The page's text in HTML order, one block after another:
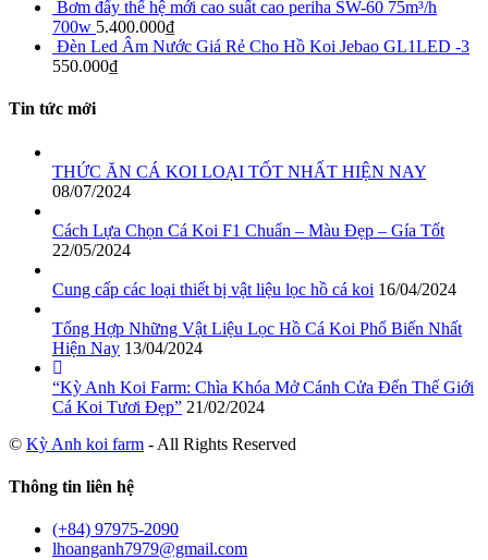
Bơm đẩy thế hệ mới cao suất cao periha SW-60 75m³/h
700w 5.400.000₫
Đèn Led Âm Nước Giá Rẻ Cho Hồ Koi Jebao GL1LED -3
550.000₫
Tin tức mới
THỨC ĂN CÁ KOI LOẠI TỐT NHẤT HIỆN NAY
08/07/2024
Cách Lựa Chọn Cá Koi F1 Chuẩn – Màu Đẹp – Gía Tốt
22/05/2024
Cung cấp các loại thiết bị vật liệu lọc hồ cá koi 16/04/2024
Tổng Hợp Những Vật Liệu Lọc Hồ Cá Koi Phổ Biến Nhất
Hiện Nay 13/04/2024
“Kỳ Anh Koi Farm: Chìa Khóa Mở Cánh Cửa Đến Thế Giới
Cá Koi Tươi Đẹp” 21/02/2024
© Kỳ Anh koi farm - All Rights Reserved
Thông tin liên hệ
(+84) 97975-2090
lhoanganh7979@gmail.com